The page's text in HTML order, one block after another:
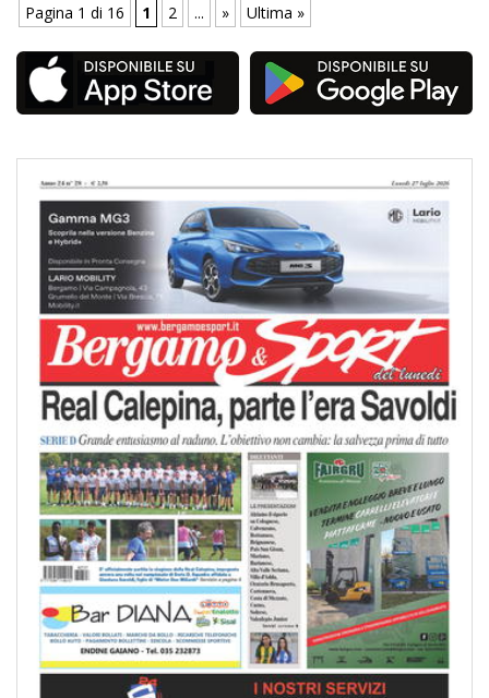
Pagina 1 di 16 1 2 ... » Ultima »